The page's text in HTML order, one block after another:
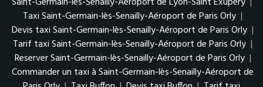
Taxi Saint-Germain-lès-Senailly-Aéroport de Paris Orly |
Devis taxi Saint-Germain-lès-Senailly-Aéroport de Paris Orly |
Tarif taxi Saint-Germain-lès-Senailly-Aéroport de Paris Orly |
Reserver Saint-Germain-lès-Senailly-Aéroport de Paris Orly |
Commander un taxi à Saint-Germain-lès-Senailly-Aéroport de